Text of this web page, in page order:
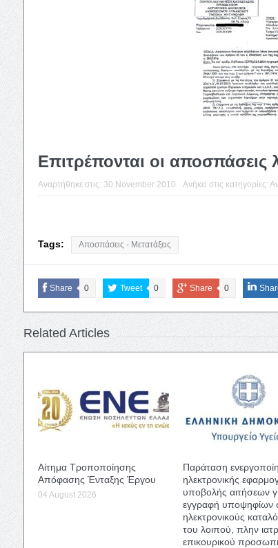
Επιτρέπονται οι
Αναρτήθηκε στις: 30 November 2010 Ανήκει στις κατηγορίες:
Tags: Αποσπάσεις - Μετατάξεις
Share 0 Tweet 0 Share 0
Related Articles
Αίτημα Τροποποίησης
Απόφασης Ένταξης Έργου
04 August 2026
Παράταση
ηλεκτρονικής
υποβολής αιτήσεων
εγγραφή υποψηφίων
ηλεκτρονικούς
του λοιπού, πλην
επικουρικού